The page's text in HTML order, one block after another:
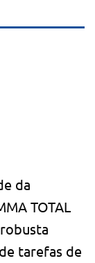
da
TOTAL
tarefas de